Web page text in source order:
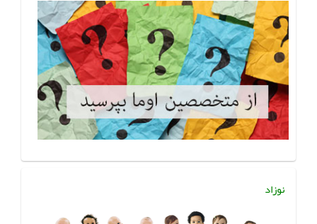
نوزاد